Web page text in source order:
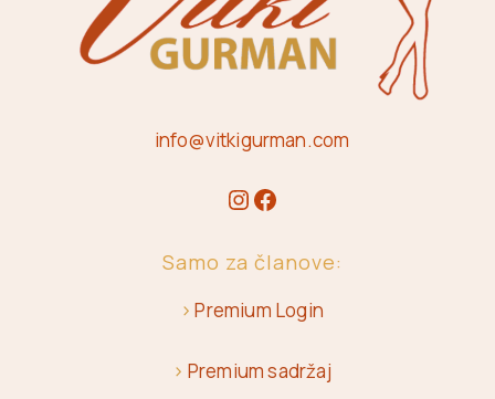
info@vitkigurman.com
Samo za članove:
>Premium Login
> Premium sadržaj